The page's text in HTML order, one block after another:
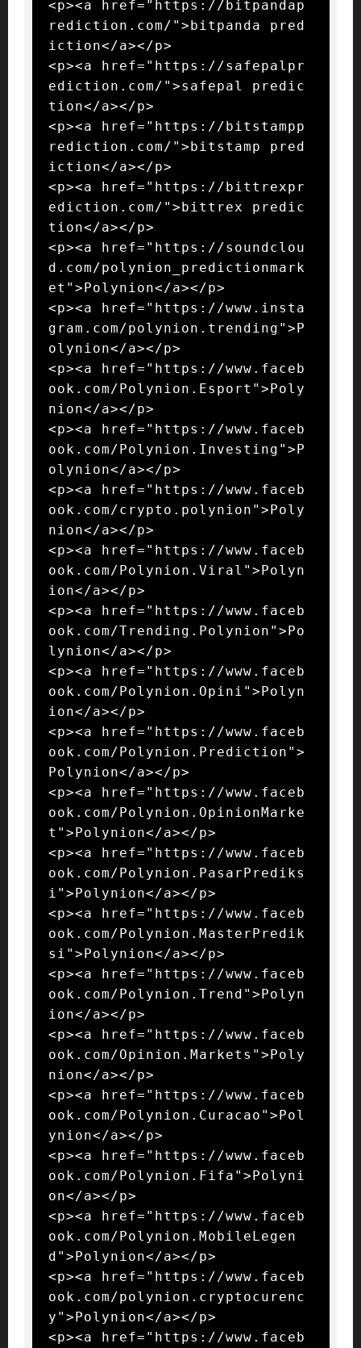
<p><a href="https://bitpandap
rediction.com/">bitpanda pred
iction</a></p>
<p><a href="https://safepalpr
ediction.com/">safepal predic
tion</a></p>
<p><a href="https://bitstampp
rediction.com/">bitstamp pred
iction</a></p>
<p><a href="https://bittrexpr
ediction.com/">bittrex predic
tion</a></p>
<p><a href="https://soundclou
d.com/polynion_predictionmark
et">Polynion</a></p>
<p><a href="https://www.insta
gram.com/polynion.trending">P
olynion</a></p>
<p><a href="https://www.faceb
ook.com/Polynion.Esport">Poly
nion</a></p>
<p><a href="https://www.faceb
ook.com/Polynion.Investing">P
olynion</a></p>
<p><a href="https://www.faceb
ook.com/crypto.polynion">Poly
nion</a></p>
<p><a href="https://www.faceb
ook.com/Polynion.Viral">Polyn
ion</a></p>
<p><a href="https://www.faceb
ook.com/Trending.Polynion">Po
lynion</a></p>
<p><a href="https://www.faceb
ook.com/Polynion.Opini">Polyn
ion</a></p>
<p><a href="https://www.faceb
ook.com/Polynion.Prediction">
Polynion</a></p>
<p><a href="https://www.faceb
ook.com/Polynion.OpinionMarke
t">Polynion</a></p>
<p><a href="https://www.faceb
ook.com/Polynion.PasarPrediks
i">Polynion</a></p>
<p><a href="https://www.faceb
ook.com/Polynion.MasterPredik
si">Polynion</a></p>
<p><a href="https://www.faceb
ook.com/Polynion.Trend">Polyn
ion</a></p>
<p><a href="https://www.faceb
ook.com/Opinion.Markets">Poly
nion</a></p>
<p><a href="https://www.faceb
ook.com/Polynion.Curacao">Pol
ynion</a></p>
<p><a href="https://www.faceb
ook.com/Polynion.Fifa">Polyni
on</a></p>
<p><a href="https://www.faceb
ook.com/Polynion.MobileLegen
d">Polynion</a></p>
<p><a href="https://www.faceb
ook.com/polynion.cryptocurenc
y">Polynion</a></p>
<p><a href="https://www.faceb